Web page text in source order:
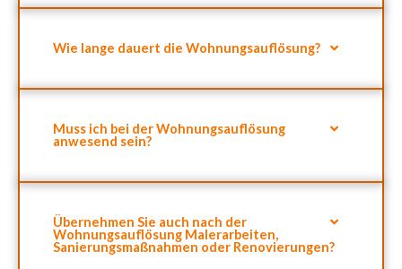
Wie lange dauert die Wohnungsauflösung?
Muss ich bei der Wohnungsauflösung
anwesend sein?
Übernehmen Sie auch nach der
Wohnungsauflösung Malerarbeiten,
Sanierungsmaßnahmen oder Renovierungen?